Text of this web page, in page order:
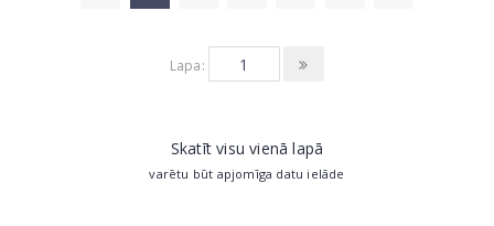
Lapa:
Skatīt visu vienā lapā
varētu būt apjomīga datu ielāde